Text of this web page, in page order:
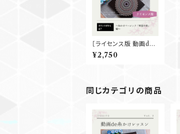
［ライセンス版 動画de
レッスン］糸かけベーシ
ック『希望の泉』
¥2,750
同じカテゴリの商品